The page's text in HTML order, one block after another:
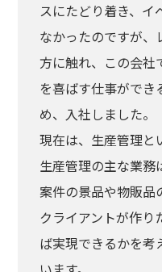
スにたどり着き、イ
なかったのですが、
方に触れ、この会社
を喜ばす仕事がで
め、入社しました。
現在は、生産管理と
生産管理の主な業務
案件の景品や物販品
クライアントが作り
ば実現できるかを考